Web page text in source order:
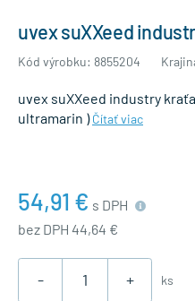
uvex suXXeed
Kód výrobku: 8855204
uvex suXXeed industry
ultramarin )Čítať viac
54,91 € s DPH
bez DPH 44,64 €
- + ks